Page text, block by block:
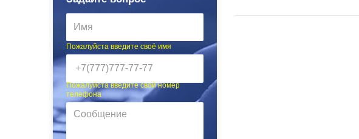
Пожалуйста введите своё имя
Пожалуйста введите свой номер
телефона